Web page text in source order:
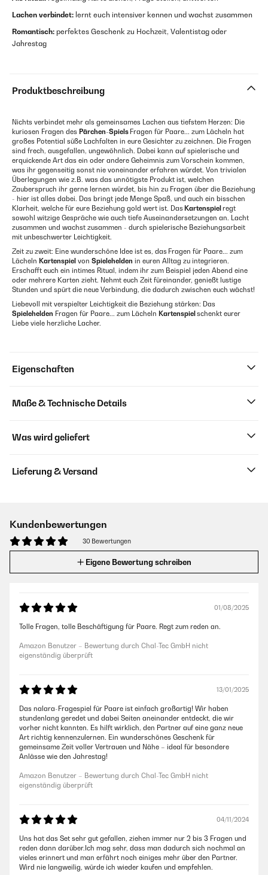
Lachen verbindet: lernt euch intensiver kennen und wachst zusammen
Romantisch: perfektes Geschenk zu Hochzeit, Valentistag oder
Jahrestag
Produktbeschreibung
Nichts verbindet mehr als gemeinsames Lachen aus tiefstem Herzen: Die
kuriosen Fragen des Pärchen-Spiels Fragen für Paare... zum Lächeln hat
großes Potential süße Lachfalten in eure Gesichter zu zeichnen. Die Fragen
sind frech, ausgefallen, ungewöhnlich. Dabei kann auf spielerische und
erquickende Art das ein oder andere Geheimnis zum Vorschein kommen,
was ihr gegenseitig sonst nie voneinander erfahren würdet. Von trivialen
Überlegungen wie z.B. was das unnötigste Produkt ist, welchen
Zauberspruch ihr gerne lernen würdet, bis hin zu Fragen über die Beziehung
- hier ist alles dabei. Das bringt jede Menge Spaß, und auch ein bisschen
Klarheit, welche für eure Beziehung gold wert ist. Das Kartenspiel regt
sowohl witzige Gespräche wie auch tiefe Auseinandersetzungen an. Lacht
zusammen und wachst zusammen - durch spielerische Beziehungsarbeit
mit unbeschwerter Leichtigkeit.
Zeit zu zweit: Eine wunderschöne Idee ist es, das Fragen für Paare... zum
Lächeln Kartenspiel von Spielehelden in euren Alltag zu integrieren.
Erschafft euch ein intimes Ritual, indem ihr zum Beispiel jeden Abend eine
oder mehrere Karten zieht. Nehmt euch Zeit füreinander, genießt lustige
Stunden und spürt die neue Verbindung, die dadurch zwischen euch wächst!
Liebevoll mit verspielter Leichtigkeit die Beziehung stärken: Das
Spielehelden Fragen für Paare... zum Lächeln Kartenspiel schenkt eurer
Liebe viele herzliche Lacher.
Eigenschaften
Maße & Technische Details
Was wird geliefert
Lieferung & Versand
Kundenbewertungen
30 Bewertungen
Eigene Bewertung schreiben
01/08/2025
Tolle Fragen, tolle Beschäftigung für Paare. Regt zum reden an.
Amazon Benutzer – Bewertung durch Chal-Tec GmbH nicht
eigenständig überprüft
13/01/2025
Das nalara-Fragespiel für Paare ist einfach großartig! Wir haben
stundenlang geredet und dabei Seiten aneinander entdeckt, die wir
vorher nicht kannten. Es hilft wirklich, den Partner auf eine ganz neue
Art richtig kennenzulernen. Ein wunderschönes Geschenk für
gemeinsame Zeit voller Vertrauen und Nähe – ideal für besondere
Anlässe wie den Jahrestag!
Amazon Benutzer – Bewertung durch Chal-Tec GmbH nicht
eigenständig überprüft
04/11/2024
Uns hat das Set sehr gut gefallen, ziehen immer nur 2 bis 3 Fragen und
reden dann darüber.Ich mag sehr, dass man dadurch sich nochmal an
vieles erinnert und man erfährt noch einiges mehr über den Partner.
Wird nie langweilig, würde ich wieder kaufen und empfehlen.